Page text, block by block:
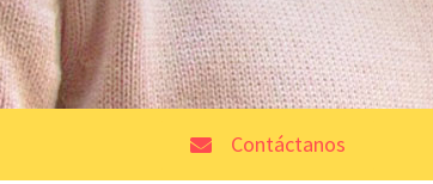
Contáctanos